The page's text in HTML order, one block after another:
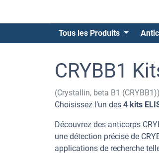
Tous les Produits
CRYBB1
(Crystallin, beta B1 (CRYBB1))
Choisissez l’un des 4 kits
Découvrez des anticorps
une détection précise de
applications de recherche